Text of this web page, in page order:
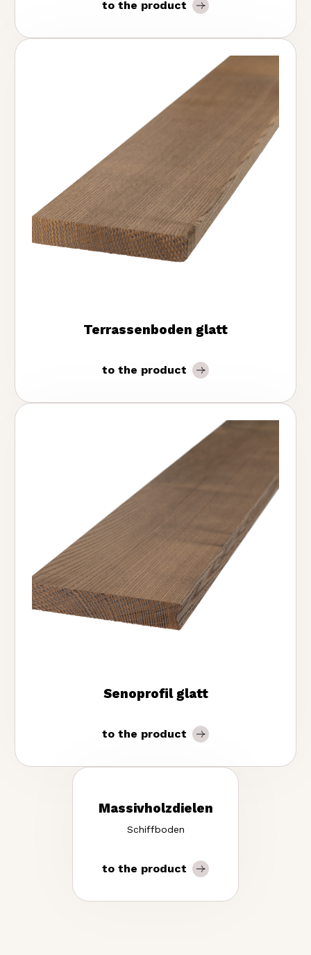
to the product
Terrassenboden glatt
to the product
Senoprofil glatt
to the product
Massivholzdielen
Schiffboden
to the product